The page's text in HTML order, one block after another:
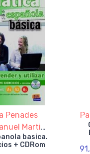
Penades
Marti
basica.
+ CDRom